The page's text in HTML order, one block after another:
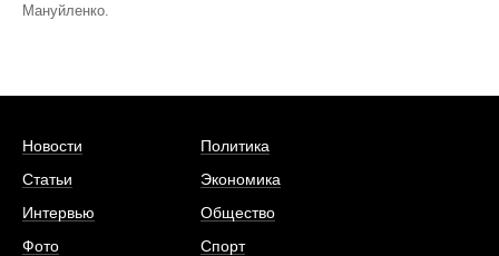
Мануйленко.
Новости
Статьи
Интервью
Фото
Политика
Экономика
Общество
Спорт